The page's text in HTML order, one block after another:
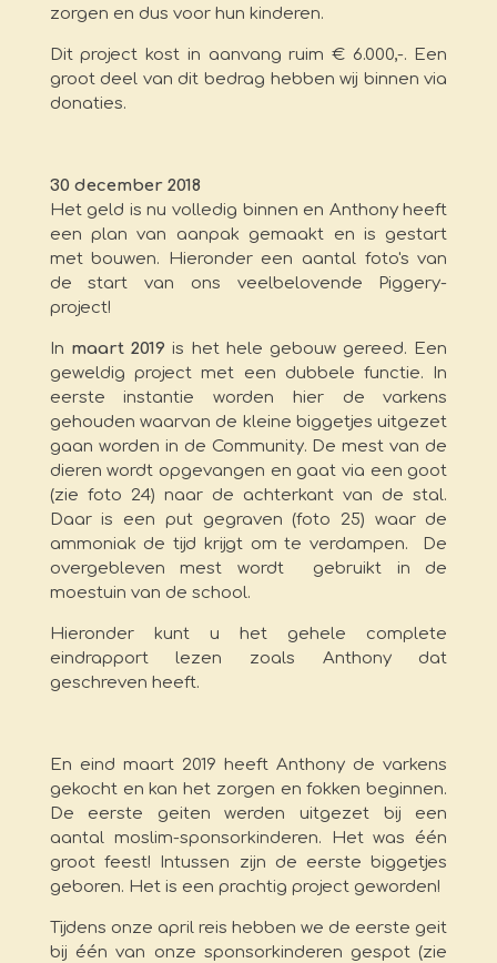
zorgen en dus voor hun kinderen.
Dit project kost in aanvang ruim € 6.000,-. Een
groot deel van dit bedrag hebben wij binnen via
donaties.
30 december 2018
Het geld is nu volledig binnen en Anthony heeft
een plan van aanpak gemaakt en is gestart
met bouwen. Hieronder een aantal foto's van
de start van ons veelbelovende Piggery-
project!
In maart 2019 is het hele gebouw gereed. Een
geweldig project met een dubbele functie. In
eerste instantie worden hier de varkens
gehouden waarvan de kleine biggetjes uitgezet
gaan worden in de Community. De mest van de
dieren wordt opgevangen en gaat via een goot
(zie foto 24) naar de achterkant van de stal.
Daar is een put gegraven (foto 25) waar de
ammoniak de tijd krijgt om te verdampen. De
overgebleven mest wordt gebruikt in de
moestuin van de school.
Hieronder kunt u het gehele complete
eindrapport lezen zoals Anthony dat
geschreven heeft.
En eind maart 2019 heeft Anthony de varkens
gekocht en kan het zorgen en fokken beginnen.
De eerste geiten werden uitgezet bij een
aantal moslim-sponsorkinderen. Het was één
groot feest! Intussen zijn de eerste biggetjes
geboren. Het is een prachtig project geworden!
Tijdens onze april reis hebben we de eerste geit
bij één van onze sponsorkinderen gespot (zie